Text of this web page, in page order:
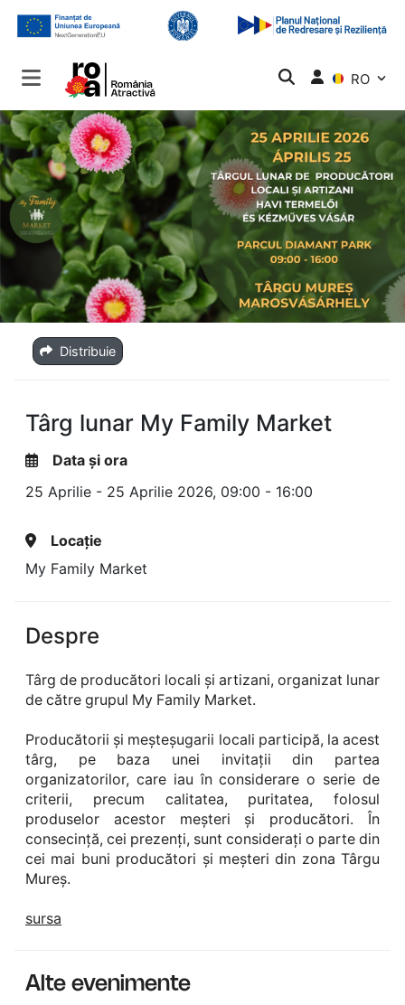
RO
Distribuie
Târg lunar My Family Market
Data și ora
25 Aprilie - 25 Aprilie 2026, 09:00 - 16:00
Locație
My Family Market
Despre
Târg de producători locali și artizani, organizat lunar
de către grupul My Family Market.
Producătorii și meșteșugarii locali participă, la acest
târg, pe baza unei invitații din partea
organizatorilor, care iau în considerare o serie de
criterii, precum calitatea, puritatea, folosul
produselor acestor meșteri și producători. În
consecință, cei prezenți, sunt considerați o parte din
cei mai buni producători și meșteri din zona Târgu
Mureș.
sursa
Alte evenimente